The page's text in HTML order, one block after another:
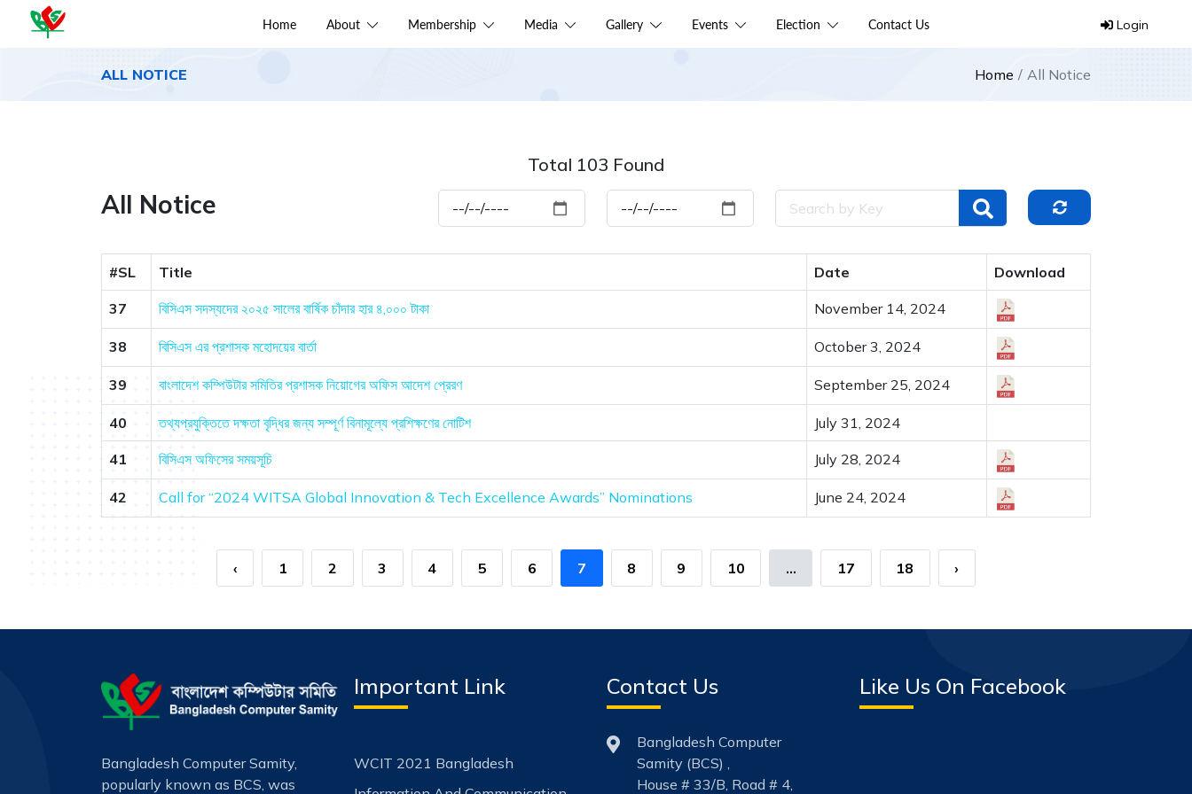
Home About Membership Media Gallery Events Election Contact Us Login
ALL NOTICE Home All Notice
Total 103 Found
All Notice
#SL Title Date Download
37 বিসিএস সদস্যদের ২০২৫ সালের বার্ষিক চাঁদার হার ৪,০০০ টাকা November 14, 2024
38 বিসিএস এর প্রশাসক মহোদয়ের বার্তা October 3, 2024
39 বাংলাদেশ কম্পিউটার সমিতির প্রশাসক নিয়োগের অফিস আদেশ প্রেরণ September 25, 2024
40 তথ্যপ্রযুক্তিতে দক্ষতা বৃদ্ধির জন্য সম্পূর্ণ বিনামূল্যে প্রশিক্ষণের নোটিশ July 31, 2024
41 বিসিএস অফিসের সময়সূচি July 28, 2024
42 Call for “2024 WITSA Global Innovation & Tech Excellence Awards” Nominations June 24, 2024
‹ 1 2 3 4 5 6 7 8 9 10 ... 17 18 ›
Bangladesh Computer Samity,
popularly known as BCS, was
Important Link
WCIT 2021 Bangladesh
Contact Us
Bangladesh Computer
Samity (BCS) ,
House # 33/B, Road # 4,
Like Us On Facebook